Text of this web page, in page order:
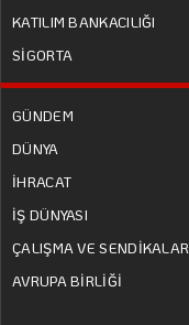
KATILIM BANKACILIĞI
SİGORTA
GÜNDEM
DÜNYA
İHRACAT
İŞ DÜNYASI
ÇALIŞMA VE SENDİKALAR
AVRUPA BİRLİĞİ